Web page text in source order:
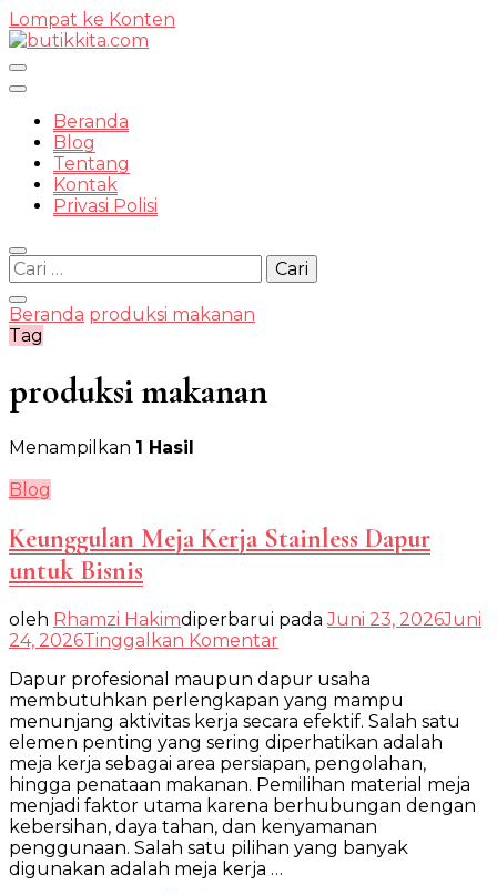
Lompat ke Konten
Beranda
Blog
Tentang
Kontak
Privasi Polisi
Cari
untuk:
Beranda produksi makanan
Tag
produksi makanan
Menampilkan 1 Hasil
Blog
Keunggulan Meja Kerja Stainless Dapur
untuk Bisnis
oleh Rhamzi Hakimdiperbarui padaJuni 23, 2026Juni
24, 2026Tinggalkan Komentar
Meja
Kerja
Stainless
Dapur
untuk
Bisnis
Dapur profesional maupun dapur usaha
membutuhkan perlengkapan yang mampu
menunjang aktivitas kerja secara efektif. Salah satu
elemen penting yang sering diperhatikan adalah
meja kerja sebagai area persiapan, pengolahan,
hingga penataan makanan. Pemilihan material meja
menjadi faktor utama karena berhubungan dengan
kebersihan, daya tahan, dan kenyamanan
penggunaan. Salah satu pilihan yang banyak
digunakan adalah meja kerja …